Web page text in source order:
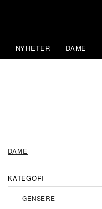
NYHETER DAME
DAME
KATEGORI